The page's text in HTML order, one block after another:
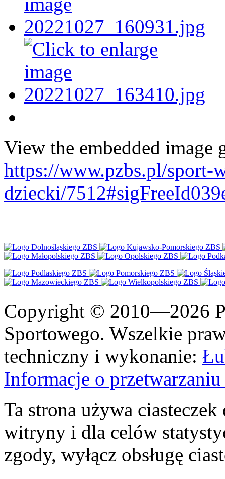
View the embedded image
https://www.pzbs.pl/sport-
dziecki/
Copyright © 2010—2026
Sportowego. Wszelkie
techniczny i wykonanie:
Informacje o
Ta strona używa
witryny i dla celów
zgody, wyłącz obsługę